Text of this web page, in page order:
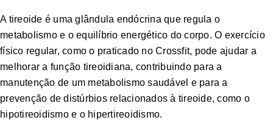
A tireoide é uma glândula endócrina que regula o
metabolismo e o equilíbrio energético do corpo. O exercício
físico regular, como o praticado no Crossfit, pode ajudar a
melhorar a função tireoidiana, contribuindo para a
manutenção de um metabolismo saudável e para a
prevenção de distúrbios relacionados à tireoide, como o
hipotireoidismo e o hipertireoidismo.